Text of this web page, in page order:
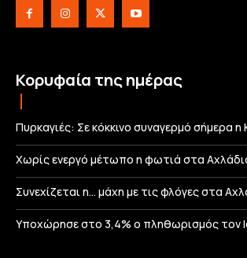
Κορυφαία της ημέρας
Πυρκαγιές: Σε κόκκινο συναγερμό σήμερα η
Χωρίς ενεργό μέτωπο η φωτιά στα
Συνεχίζεται η… μάχη με τις φλόγες στα
Υποχώρησε στο 3,4% ο πληθωρισμός τον